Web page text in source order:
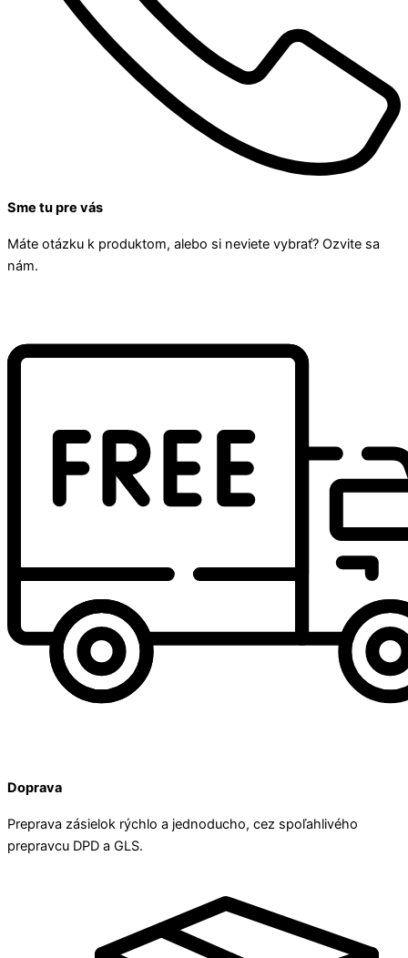
Sme tu pre vás
Máte otázku k produktom, alebo si neviete vybrať? Ozvite sa
nám.
Doprava
Preprava zásielok rýchlo a jednoducho, cez spoľahlivého
prepravcu DPD a GLS.